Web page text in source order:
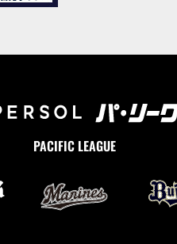
PACIFIC LEAGUE